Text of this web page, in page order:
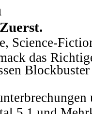
Science-
das